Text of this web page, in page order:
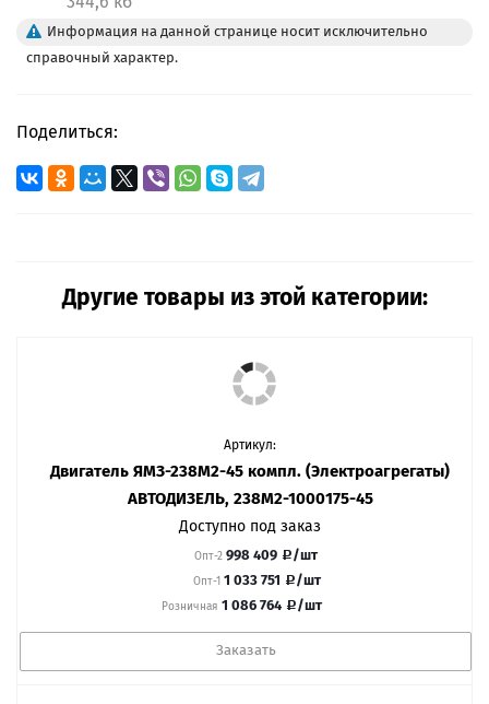
Информация на данной странице носит исключительно
справочный характер.
Поделиться:
Другие товары из этой категории:
Артикул:
Двигатель ЯМЗ-238М2-45 компл. (Электроагрегаты)
АВТОДИЗЕЛЬ, 238М2-1000175-45
Доступно под заказ
Опт-2 998 409 /шт
Опт-1 1 033 751 /шт
Розничная 1 086 764 /шт
Заказать